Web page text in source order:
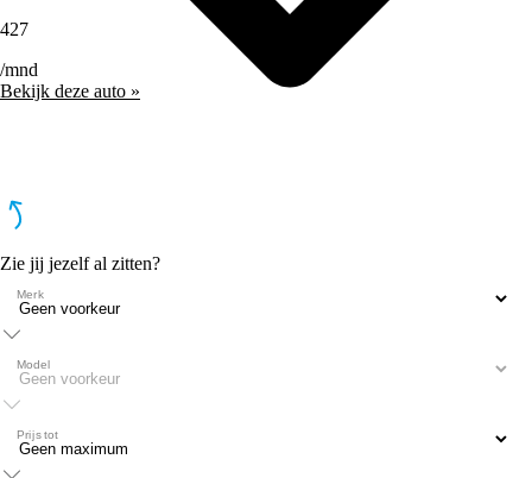
427
/mnd
Bekijk deze auto »
Zie jij jezelf al zitten?
Merk
Model
Prijs tot